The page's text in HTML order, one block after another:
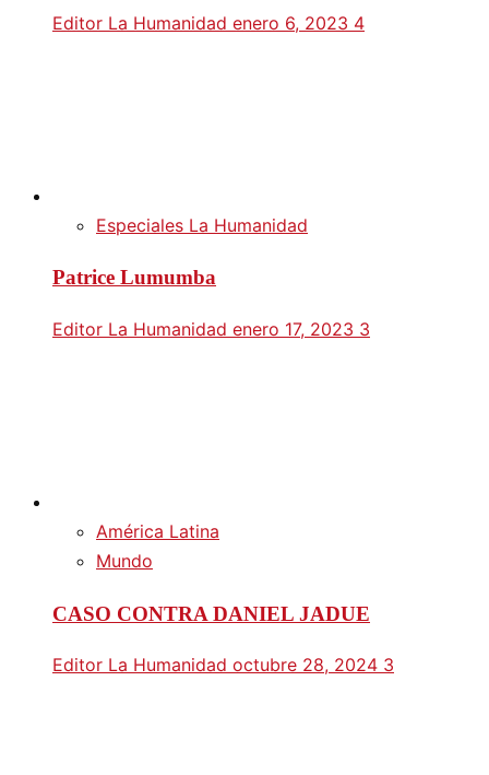
Editor La Humanidad enero 6, 2023 4
Especiales La Humanidad
Patrice Lumumba
Editor La Humanidad enero 17, 2023 3
América Latina
Mundo
CASO CONTRA DANIEL JADUE
Editor La Humanidad octubre 28, 2024 3